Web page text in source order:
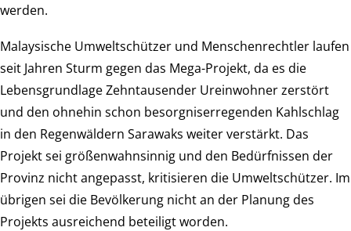
werden.
Malaysische Umweltschützer und Menschenrechtler laufen
seit Jahren Sturm gegen das Mega-Projekt, da es die
Lebensgrundlage Zehntausender Ureinwohner zerstört
und den ohnehin schon besorgniserregenden Kahlschlag
in den Regenwäldern Sarawaks weiter verstärkt. Das
Projekt sei größenwahnsinnig und den Bedürfnissen der
Provinz nicht angepasst, kritisieren die Umweltschützer. Im
übrigen sei die Bevölkerung nicht an der Planung des
Projekts ausreichend beteiligt worden.